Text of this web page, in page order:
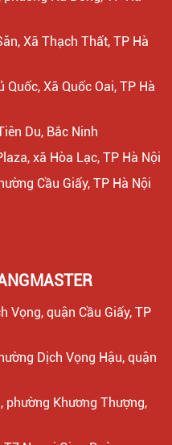
Xã Thạch Thất, TP Hà
Xã Quốc Oai, TP Hà
Du, Bắc Ninh
xã Hòa Lạc, TP Hà Nội
Cầu Giấy, TP Hà Nội
Vọng, quận Cầu Giấy, TP
Dịch Vọng Hậu, quận
phường Khương Thượng,